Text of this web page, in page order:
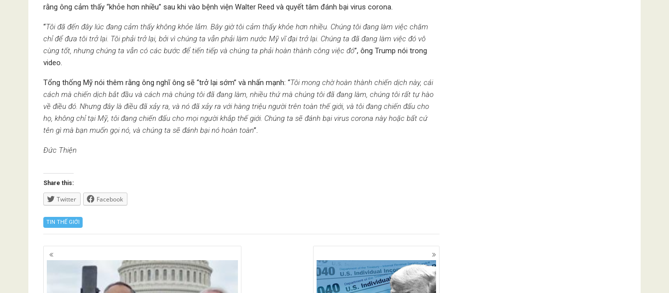
rằng ông cảm thấy “khỏe hơn nhiều” sau khi vào bệnh viện Walter Reed và quyết tâm đánh bại virus corona.
“Tôi đã đến đây lúc đang cảm thấy không khỏe lắm. Bây giờ tôi cảm thấy khỏe hơn nhiều. Chúng tôi đang làm việc chăm
chỉ để đưa tôi trở lại. Tôi phải trở lại, bởi vì chúng ta vẫn phải làm nước Mỹ vĩ đại trở lại. Chúng ta đã đang làm việc đó vô
cùng tốt, nhưng chúng ta vẫn có các bước để tiến tiếp và chúng ta phải hoàn thành công việc đó”, ông Trump nói trong
video.
Tổng thống Mỹ nói thêm rằng ông nghĩ ông sẽ “trở lại sớm” và nhấn mạnh: “Tôi mong chờ hoàn thành chiến dịch này, cái
cách mà chiến dịch bắt đầu và cách mà chúng tôi đã đang làm, nhiều thứ mà chúng tôi đã đang làm, chúng tôi rất tự hào
về điều đó. Nhưng đây là điều đã xảy ra, và nó đã xảy ra với hàng triệu người trên toàn thế giới, và tôi đang chiến đấu cho
họ, không chỉ tại Mỹ, tôi đang chiến đấu cho mọi người khắp thế giới. Chúng ta sẽ đánh bại virus corona này hoặc bất cứ
tên gì mà bạn muốn gọi nó, và chúng ta sẽ đánh bại nó hoàn toàn”.
Đức Thiện
Share this:
Twitter Facebook
TIN THẾ GIỚI
Posts
navigation